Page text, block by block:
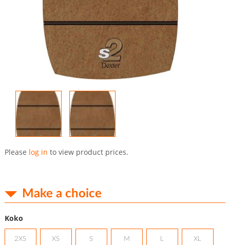
to
the
images
Please log in to view product prices.
Make a choice
Koko
2XS XS S M XL